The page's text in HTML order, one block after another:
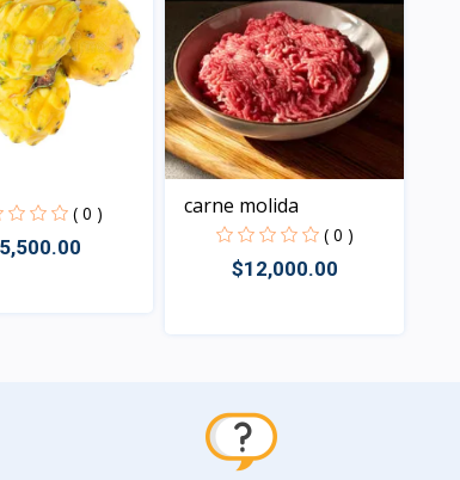
( 0 ) carne molida
( 0 )
$12,000.00